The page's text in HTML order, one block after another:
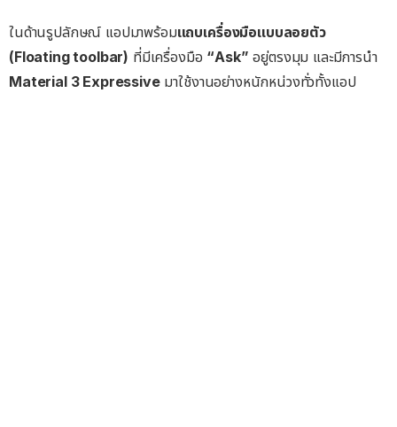
ในด้านรูปลักษณ์ แอปมาพร้อมแถบเครื่องมือแบบลอยตัว
(Floating toolbar) ที่มีเครื่องมือ “Ask” อยู่ตรงมุม และมีการนำ
Material 3 Expressiveมาใช้งานอย่างหนักหน่วงทั่วทั้งแอป